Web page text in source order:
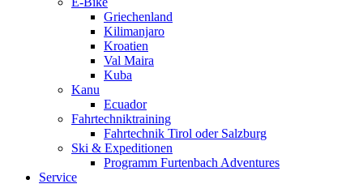
Griechenland
Kilimanjaro
Kroatien
Val Maira
Kuba
Kanu
Ecuador
Fahrtechniktraining
Fahrtechnik Tirol oder Salzburg
Ski & Expeditionen
Programm Furtenbach Adventures
Service